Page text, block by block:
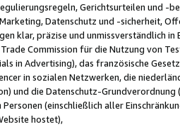
Gerichtsurteilen und -
Datenschutz und -sicherheit,
klar, präzise und unmissverständlich
Commission für die Nutzung von
in Advertising), das französische
in sozialen Netzwerken, die
und die Datenschutz-
(einschließlich aller
hostet),